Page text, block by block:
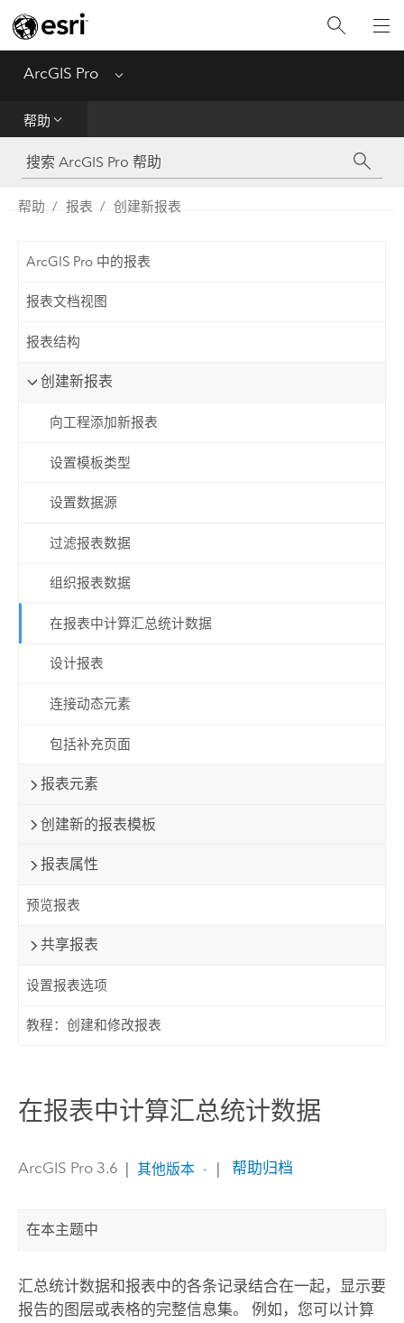
ArcGIS Pro Menu
帮助
工具参考
Python
帮助 报表 创建新报表
ArcGIS Pro 中的报表
报表文档视图
报表结构
创建新报表
向工程添加新报表
设置模板类型
设置数据源
过滤报表数据
组织报表数据
在报表中计算汇总统计数据
设计报表
连接动态元素
包括补充页面
报表元素
创建新的报表模板
报表属性
预览报表
共享报表
设置报表选项
教程：创建和修改报表
在报表中计算汇总统计数据
ArcGIS Pro 3.6 | 其他版本 | 帮助归档
在本主题中
汇总统计数据和报表中的各条记录结合在一起，显示要
报告的图层或表格的完整信息集。 例如，您可以计算